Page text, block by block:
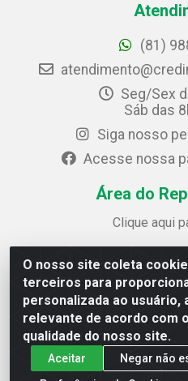
O nosso site coleta
terceiros para
personalizada ao usuário,
relevante de acordo com
qualidade do nosso site.
Aceitar
Negar não
(81)
Seg/Sex
Sáb das
Siga nosso
Acesse nossa
Área do
Clique aqui
Credimóveis
Rua José Alves Bezerra,
Guararapes / PE -
CNPJ: